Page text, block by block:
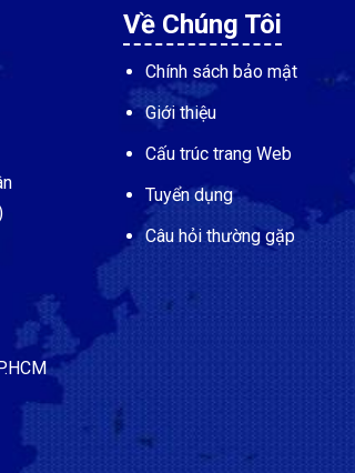
Về Chúng Tôi
Chính sách bảo mật
Giới thiệu
Cấu trúc trang Web
Tuyển dụng
Câu hỏi thường gặp